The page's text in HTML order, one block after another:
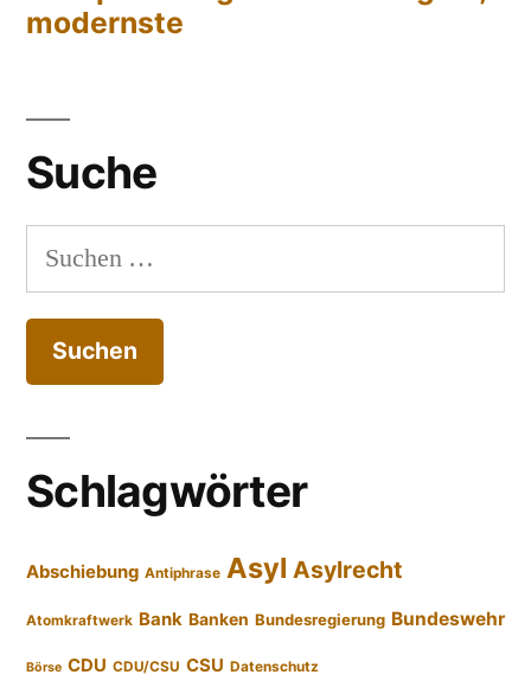
modernste
Suche
Suchen
nach:
Schlagwörter
Abschiebung Antiphrase Asyl Asylrecht
Atomkraftwerk Bank Banken Bundesregierung Bundeswehr
Börse CDU CDU/CSU CSU Datenschutz